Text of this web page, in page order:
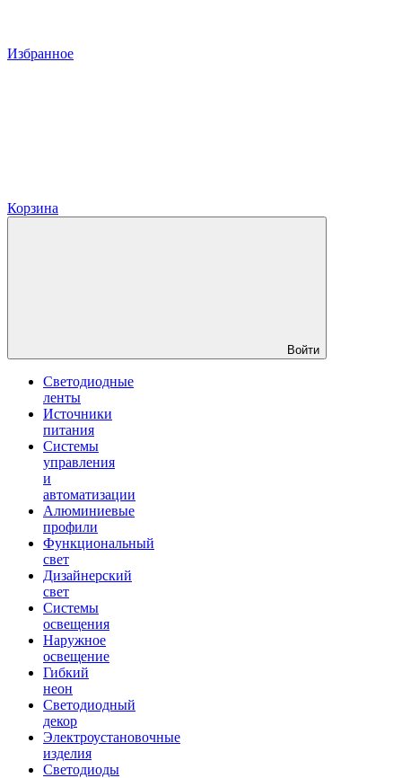
Избранное
Корзина
Войти
Светодиодные
ленты
Источники
питания
Системы
управления
и
автоматизации
Алюминиевые
профили
Функциональный
свет
Дизайнерский
свет
Системы
освещения
Наружное
освещение
Гибкий
неон
Светодиодный
декор
Электроустановочные
изделия
Светодиоды